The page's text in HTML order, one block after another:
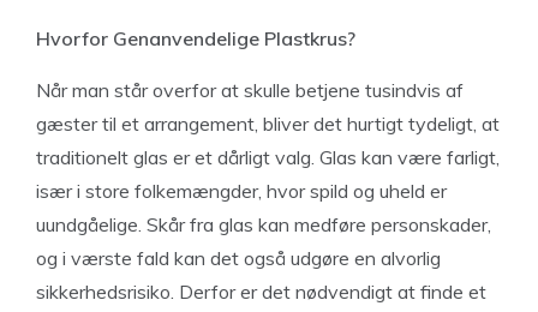
Hvorfor Genanvendelige Plastkrus?
Når man står overfor at skulle betjene tusindvis af
gæster til et arrangement, bliver det hurtigt tydeligt, at
traditionelt glas er et dårligt valg. Glas kan være farligt,
især i store folkemængder, hvor spild og uheld er
uundgåelige. Skår fra glas kan medføre personskader,
og i værste fald kan det også udgøre en alvorlig
sikkerhedsrisiko. Derfor er det nødvendigt at finde et